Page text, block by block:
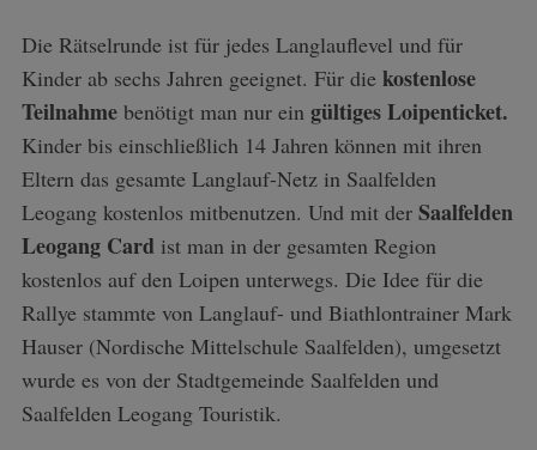
Die Rätselrunde ist für jedes Langlauflevel und für
Kinder ab sechs Jahren geeignet. Für die kostenlose
Teilnahmebenötigt man nur ein gültiges Loipenticket.
Kinder bis einschließlich 14 Jahren können mit ihren
Eltern das gesamte Langlauf-Netz in Saalfelden
Leogang kostenlos mitbenutzen. Und mit der Saalfelden
Leogang Cardist man in der gesamten Region
kostenlos auf den Loipen unterwegs. Die Idee für die
Rallye stammte von Langlauf- und Biathlontrainer Mark
Hauser (Nordische Mittelschule Saalfelden), umgesetzt
wurde es von der Stadtgemeinde Saalfelden und
Saalfelden Leogang Touristik.